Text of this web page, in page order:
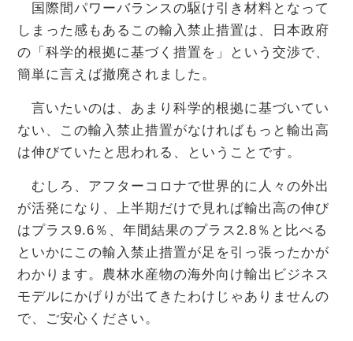
国際間パワーバランスの駆け引き材料となって
しまった感もあるこの輸入禁止措置は、日本政府
の「科学的根拠に基づく措置を」という交渉で、
簡単に言えば撤廃されました。
言いたいのは、あまり科学的根拠に基づいてい
ない、この輸入禁止措置がなければもっと輸出高
は伸びていたと思われる、ということです。
むしろ、アフターコロナで世界的に人々の外出
が活発になり、上半期だけで見れば輸出高の伸び
はプラス9.6％、年間結果のプラス2.8％と比べる
といかにこの輸入禁止措置が足を引っ張ったかが
わかります。農林水産物の海外向け輸出ビジネス
モデルにかげりが出てきたわけじゃありませんの
で、ご安心ください。